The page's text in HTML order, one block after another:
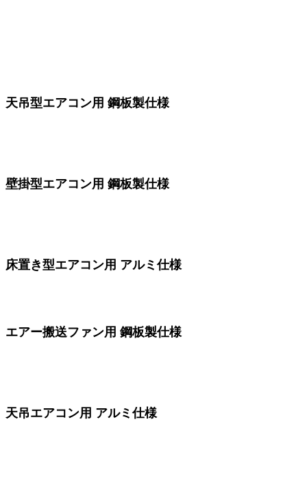
天吊型エアコン用 鋼板製仕様
壁掛型エアコン用 鋼板製仕様
床置き型エアコン用 アルミ仕様
エアー搬送ファン用 鋼板製仕様
天吊エアコン用 アルミ仕様